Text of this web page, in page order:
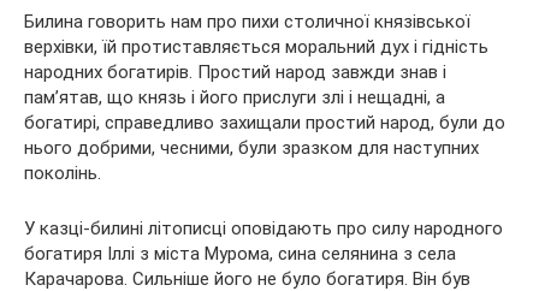
Билина говорить нам про пихи столичної князівської
верхівки, їй протиставляється моральний дух і гідність
народних богатирів. Простий народ завжди знав і
пам’ятав, що князь і його прислуги злі і нещадні, а
богатирі, справедливо захищали простий народ, були до
нього добрими, чесними, були зразком для наступних
поколінь.
У казці-билині літописці оповідають про силу народного
богатиря Іллі з міста Мурома, сина селянина з села
Карачарова. Сильніше його не було богатиря. Він був